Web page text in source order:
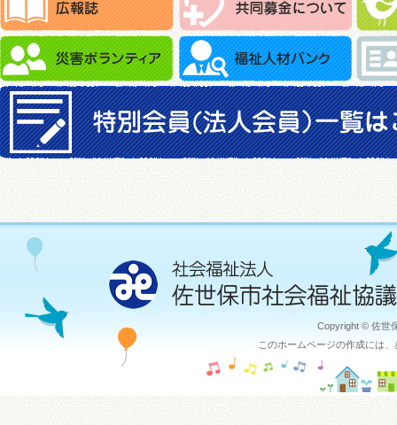
Copyright © 佐世
このホームページの作成には